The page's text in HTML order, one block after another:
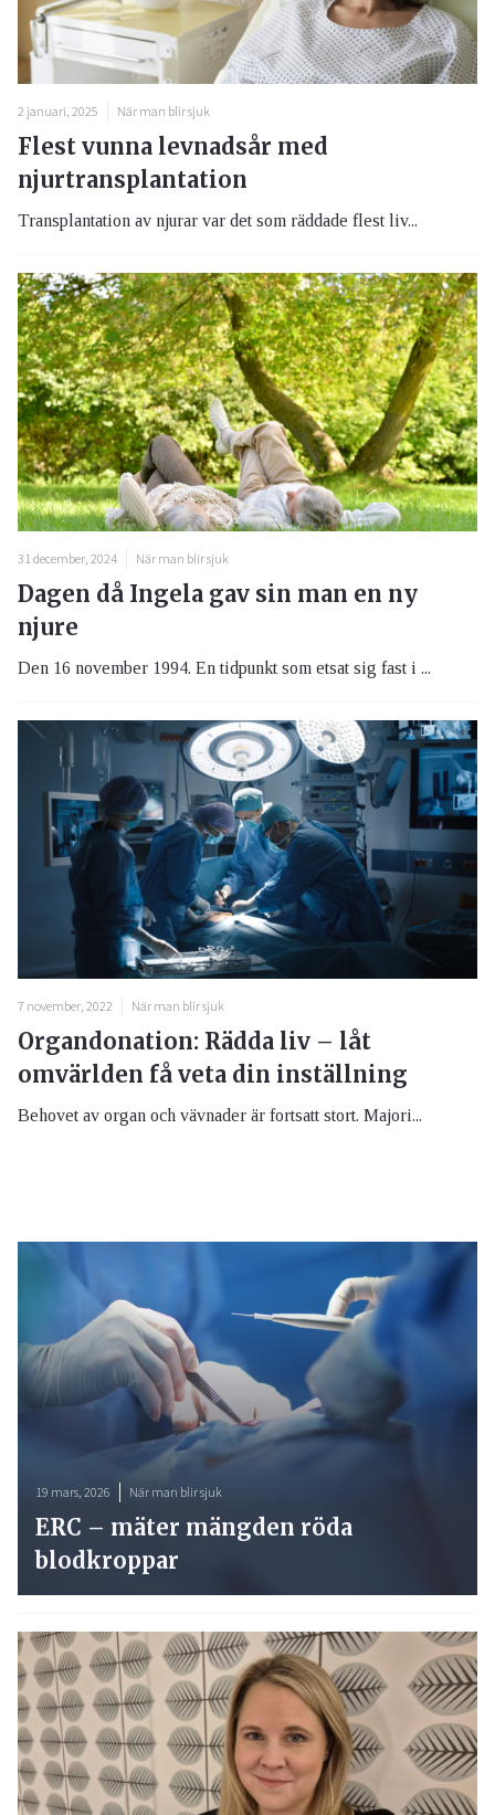
2 januari, 2025 När man blir sjuk
Flest vunna levnadsår med
njurtransplantation
Transplantation av njurar var det som räddade flest liv...
31 december, 2024 När man blir sjuk
Dagen då Ingela gav sin man en ny
njure
Den 16 november 1994. En tidpunkt som etsat sig fast i ...
7 november, 2022 När man blir sjuk
Organdonation: Rädda liv – låt
omvärlden få veta din inställning
Behovet av organ och vävnader är fortsatt stort. Majori...
19 mars, 2026 När man blir sjuk
ERC – mäter mängden röda
blodkroppar